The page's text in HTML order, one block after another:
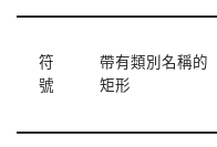
符
號
帶有類別名稱的
矩形